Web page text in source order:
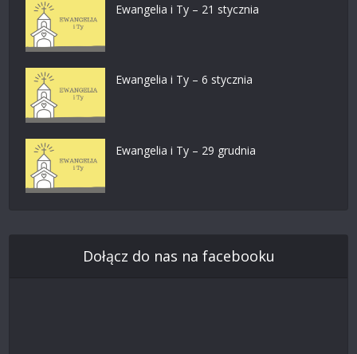
Ewangelia i Ty – 21 stycznia
Ewangelia i Ty – 6 stycznia
Ewangelia i Ty – 29 grudnia
Dołącz do nas na facebooku